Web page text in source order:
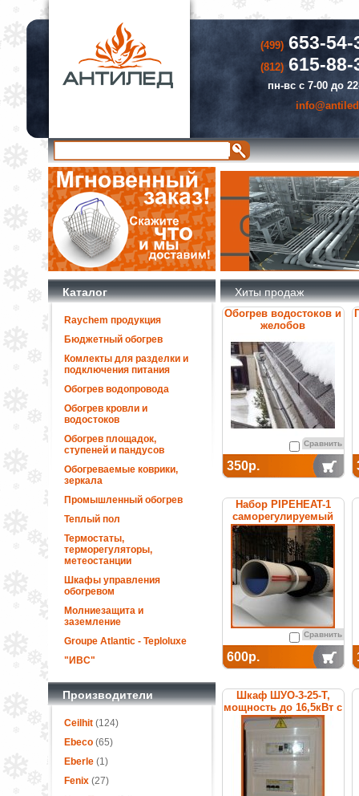
(499)653-54-
(812)615-88-
пн-вс с 7-00 до
Каталог
Raychem продукция
Бюджетный обогрев
Комлекты для разделки и
подключения питания
Обогрев водопровода
Обогрев кровли и
водостоков
Обогрев площадок,
ступеней и пандусов
Обогреваемые коврики,
зеркала
Промышленный обогрев
Теплый пол
Термостаты,
терморегуляторы,
метеостанции
Шкафы управления
обогревом
Молниезащита и
заземление
Groupe Atlantic - Teploluxe
"ИВС"
Производители
Ceilhit(124)
Ebeco(65)
Eberle(1)
Fenix(27)
Хиты продаж
Обогрев водостоков и
желобов
Сравнить
350р.
Набор PIPEHEAT-1
саморегулируемый
для обогрева
пластиковых труб
Сравнить
600р.
Шкаф ШУО-3-25-T,
мощность до 16,5кВт с
термостатом